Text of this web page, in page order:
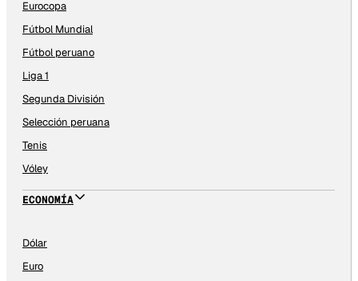
Eurocopa
Fútbol Mundial
Fútbol peruano
Liga 1
Segunda División
Selección peruana
Tenis
Vóley
ECONOMÍA
Dólar
Euro